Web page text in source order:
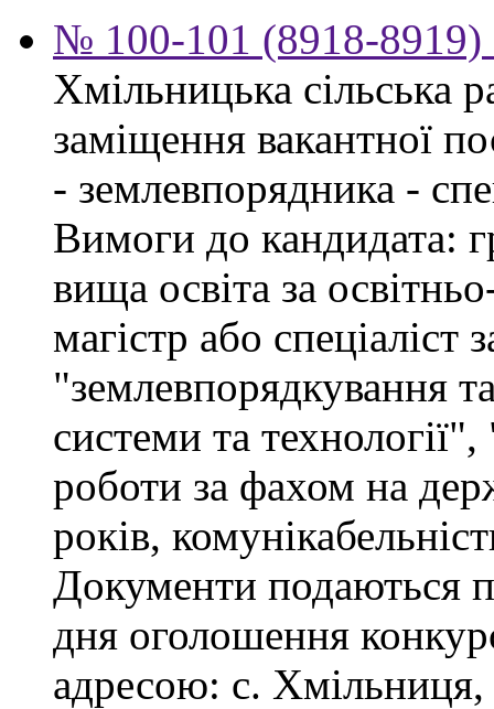
№ 100-101 (8918-8919)
Хмільницька сільська
заміщення вакантної
- землевпорядника -
Вимоги до кандидата:
вища освіта за
магістр або спеціаліст
"землевпорядкування
системи та технології",
роботи за фахом на
років,
Документи подаються
дня оголошення
адресою: с.